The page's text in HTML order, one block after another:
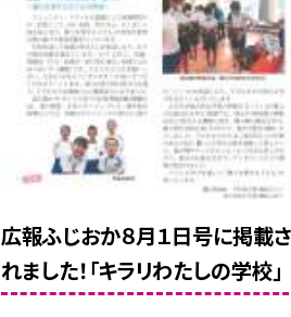
広報ふじおか８月１日号に掲載さ
れました！「キラリわたしの学校」